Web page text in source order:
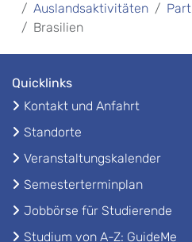
Auslandsaktivitäten
Brasilien
Quicklinks
Kontakt und Anfahrt
Standorte
Veranstaltungskalender
Semesterterminplan
Jobbörse für Studierende
Studium von A-Z: GuideMe